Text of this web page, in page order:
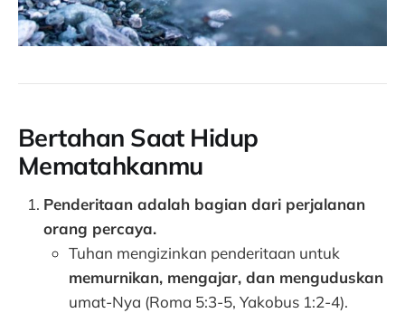
Bertahan Saat Hidup
Mematahkanmu
Penderitaan adalah bagian dari perjalanan
orang percaya.
Tuhan mengizinkan penderitaan untuk
memurnikan, mengajar, dan menguduskan
umat-Nya (Roma 5:3-5, Yakobus 1:2-4).